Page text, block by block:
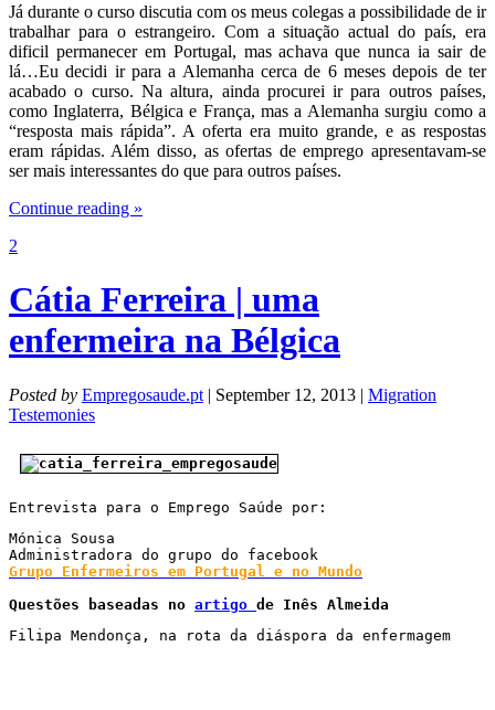
Já durante o curso discutia com os meus colegas a possibilidade de ir
trabalhar para o estrangeiro. Com a situação actual do país, era
dificil permanecer em Portugal, mas achava que nunca ia sair de
lá…Eu decidi ir para a Alemanha cerca de 6 meses depois de ter
acabado o curso. Na altura, ainda procurei ir para outros países,
como Inglaterra, Bélgica e França, mas a Alemanha surgiu como a
“resposta mais rápida”. A oferta era muito grande, e as respostas
eram rápidas. Além disso, as ofertas de emprego apresentavam-se
ser mais interessantes do que para outros países.
Continue reading »
2
Cátia Ferreira | uma
enfermeira na Bélgica
Posted by Empregosaude.pt | September 12, 2013 | Migration
Testemonies
Entrevista para o Emprego Saúde por:
Mónica Sousa
Grupo Enfermeiros em Portugal e no Mundo
Questões baseadas no artigo de Inês Almeida
Filipa Mendonça, na rota da diáspora da enfermagem